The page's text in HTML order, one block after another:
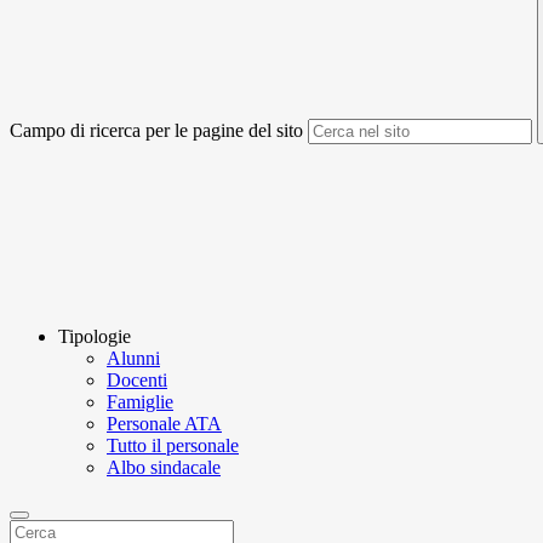
Campo di ricerca per le pagine del sito
Tipologie
Alunni
Docenti
Famiglie
Personale ATA
Tutto il personale
Albo sindacale